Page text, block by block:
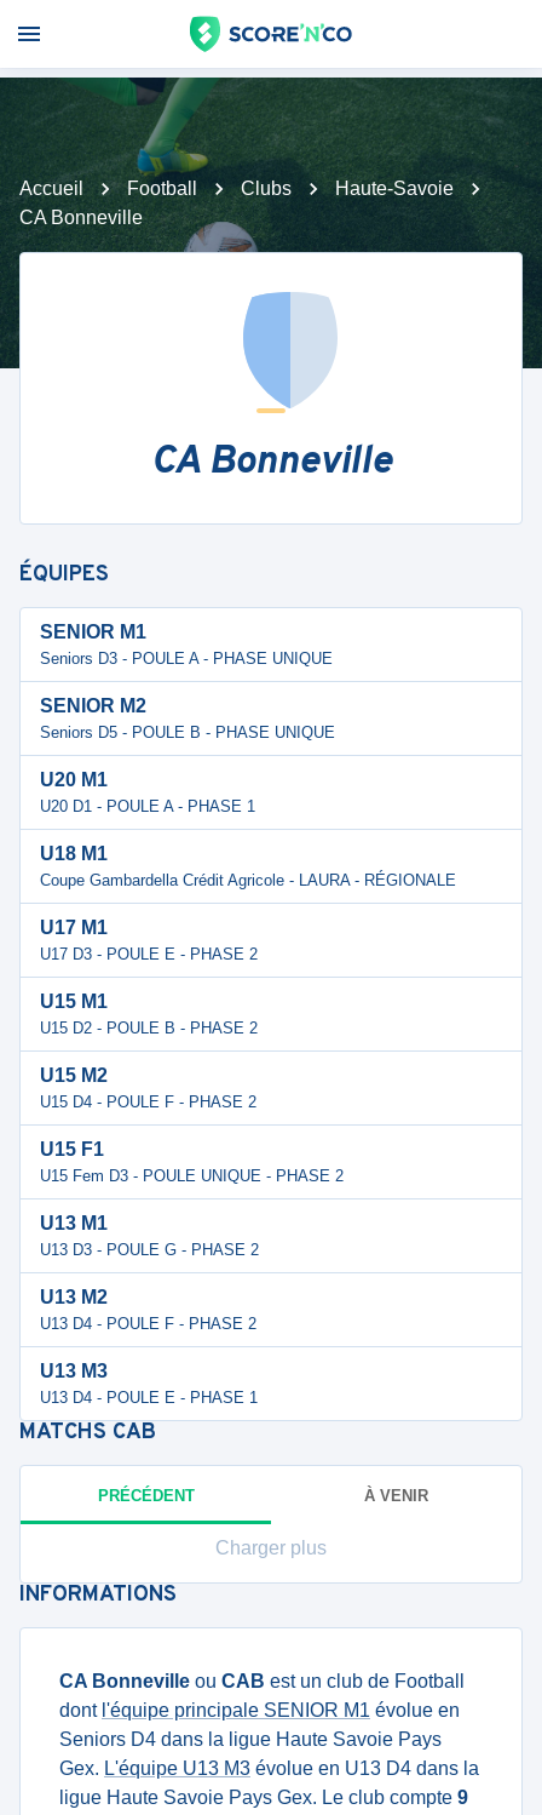
Accueil Football Clubs
Haute-Savoie
CA Bonneville
CA Bonneville
ÉQUIPES
SENIOR M1
Seniors D3 - POULE A - PHASE UNIQUE
SENIOR M2
Seniors D5 - POULE B - PHASE UNIQUE
U20 M1
U20 D1 - POULE A - PHASE 1
U18 M1
Coupe Gambardella Crédit Agricole - LAURA - RÉGIONALE
U17 M1
U17 D3 - POULE E - PHASE 2
U15 M1
U15 D2 - POULE B - PHASE 2
U15 M2
U15 D4 - POULE F - PHASE 2
U15 F1
U15 Fem D3 - POULE UNIQUE - PHASE 2
U13 M1
U13 D3 - POULE G - PHASE 2
U13 M2
U13 D4 - POULE F - PHASE 2
U13 M3
U13 D4 - POULE E - PHASE 1
MATCHS CAB
PRÉCÉDENT À VENIR
Charger plus
INFORMATIONS
CA Bonneville ou CAB est un club de Football
dont l'équipe principale SENIOR M1 évolue en
Seniors D4 dans la ligue Haute Savoie Pays
Gex. L'équipe U13 M3 évolue en U13 D4 dans la
ligue Haute Savoie Pays Gex. Le club compte 9